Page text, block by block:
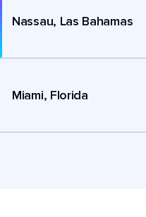
Nassau, Las Bahamas
Miami, Florida